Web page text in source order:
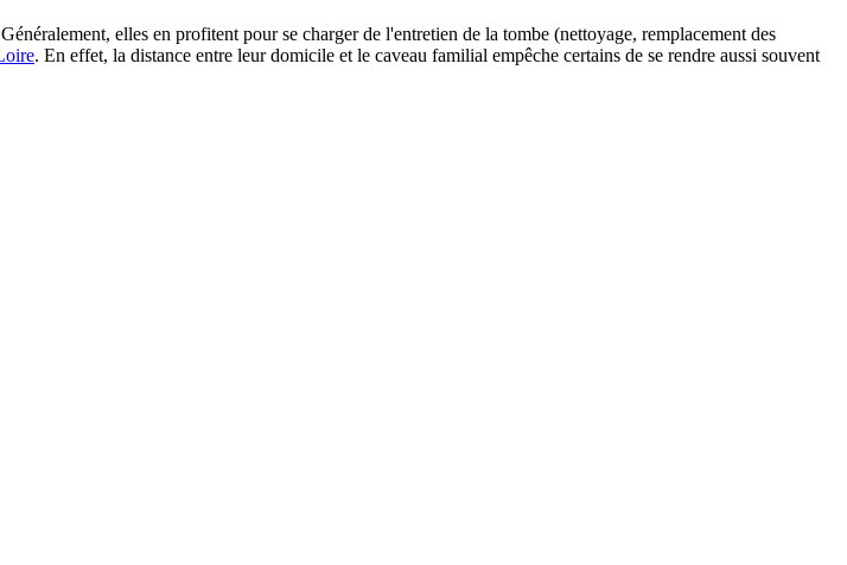
elles en profitent pour se charger de l'entretien de la tombe (nettoyage, remplacement des
. En effet, la distance entre leur domicile et le caveau familial empêche certains de se rendre aussi souvent